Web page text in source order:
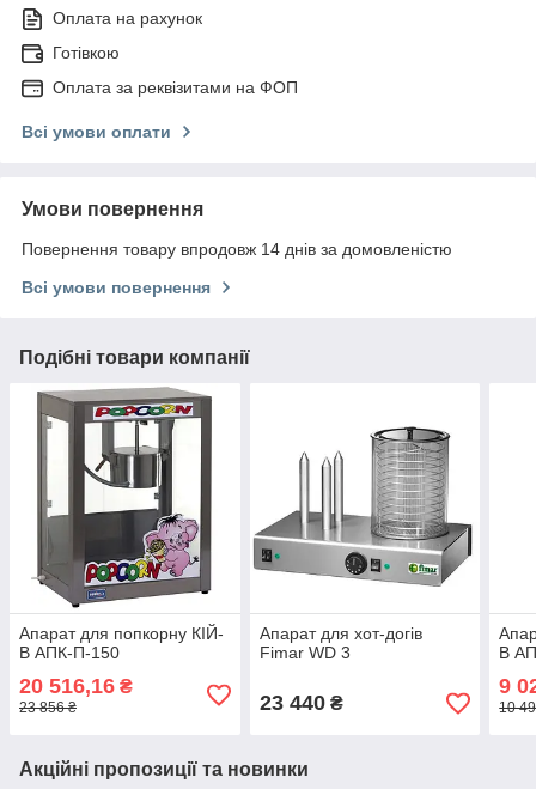
Оплата на рахунок
Готівкою
Оплата за реквізитами на ФОП
Всі умови оплати
Умови повернення
Повернення товару впродовж 14 днів за домовленістю
Всі умови повернення
Подібні товари компанії
Апарат для попкорну КІЙ-
В АПК-П-150
20 516,16 ₴
23 856 ₴
Апарат для хот-догів
Fimar WD 3
23 440₴
В
9
10
Акційні пропозиції та новинки